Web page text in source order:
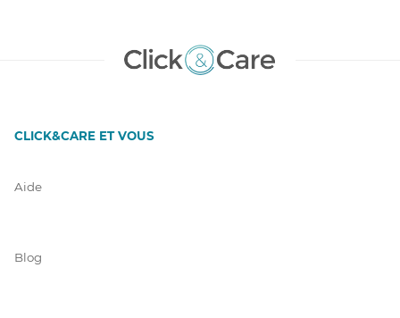
CLICK&CARE ET VOUS
Aide
Blog